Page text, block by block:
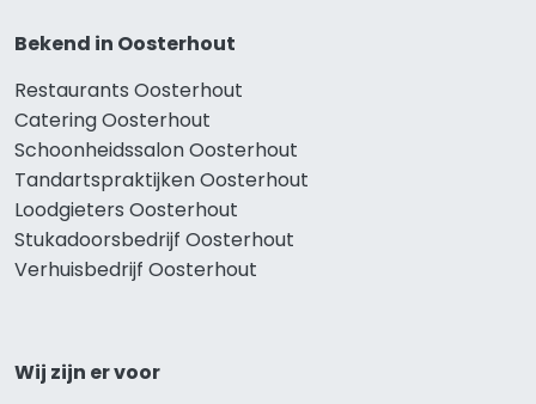
Bekend in Oosterhout
Restaurants Oosterhout
Catering Oosterhout
Schoonheidssalon Oosterhout
Tandartspraktijken Oosterhout
Loodgieters Oosterhout
Stukadoorsbedrijf Oosterhout
Verhuisbedrijf Oosterhout
Wij zijn er voor